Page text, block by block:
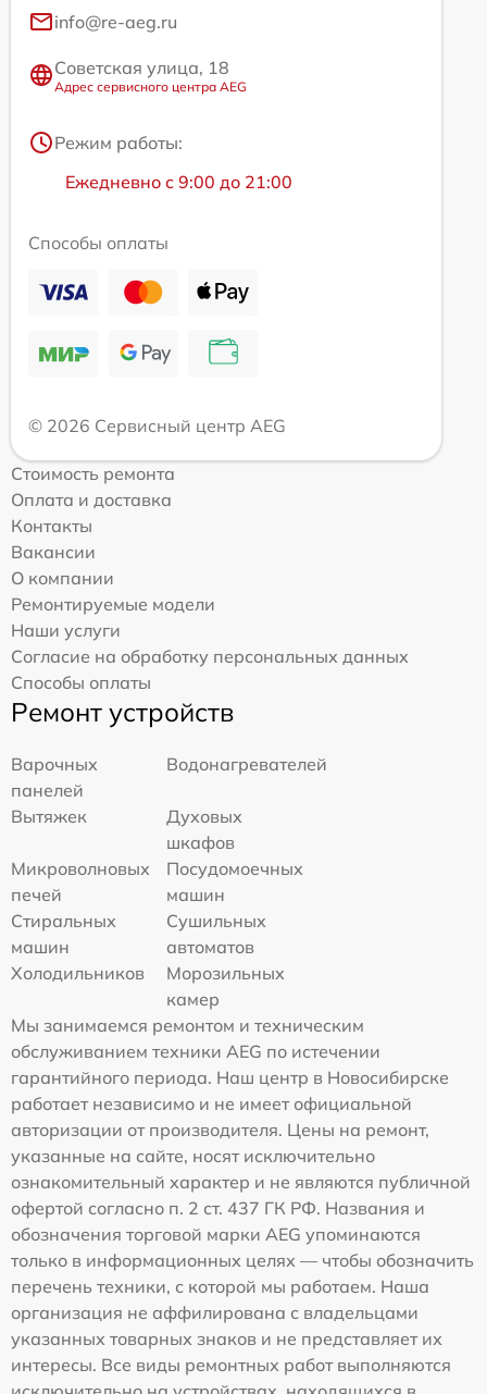
info@re-aeg.ru
Советская улица, 18
Адрес сервисного центра AEG
Режим работы:
Ежедневно с 9:00 до 21:00
Способы оплаты
© 2026 Сервисный центр AEG
Стоимость ремонта
Оплата и доставка
Контакты
Вакансии
О компании
Ремонтируемые модели
Наши услуги
Согласие на обработку персональных данных
Способы оплаты
Ремонт устройств
Варочных
панелей
Водонагревателей
Вытяжек
Духовых
шкафов
Микроволновых
печей
Посудомоечных
машин
Стиральных
машин
Сушильных
автоматов
Холодильников
Морозильных
камер
Мы занимаемся ремонтом и техническим
обслуживанием техники AEG по истечении
гарантийного периода. Наш центр в Новосибирске
работает независимо и не имеет официальной
авторизации от производителя. Цены на ремонт,
указанные на сайте, носят исключительно
ознакомительный характер и не являются публичной
офертой согласно п. 2 ст. 437 ГК РФ. Названия и
обозначения торговой марки AEG упоминаются
только в информационных целях — чтобы обозначить
перечень техники, с которой мы работаем. Наша
организация не аффилирована с владельцами
указанных товарных знаков и не представляет их
интересы. Все виды ремонтных работ выполняются